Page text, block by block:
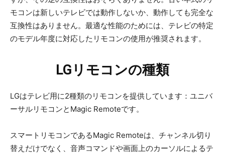
モコンは新しいテレビでは動作しないか、動作しても完全な
互換性はありません。最適な性能のためには、テレビの特定
のモデル年度に対応したリモコンの使用が推奨されます。
LGリモコンの種類
LGはテレビ用に2種類のリモコンを提供しています：ユニバ
ーサルリモコンとMagic Remoteです。
スマートリモコンであるMagic Remoteは、チャンネル切り
替えだけでなく、音声コマンドや画面上のカーソルによるテ